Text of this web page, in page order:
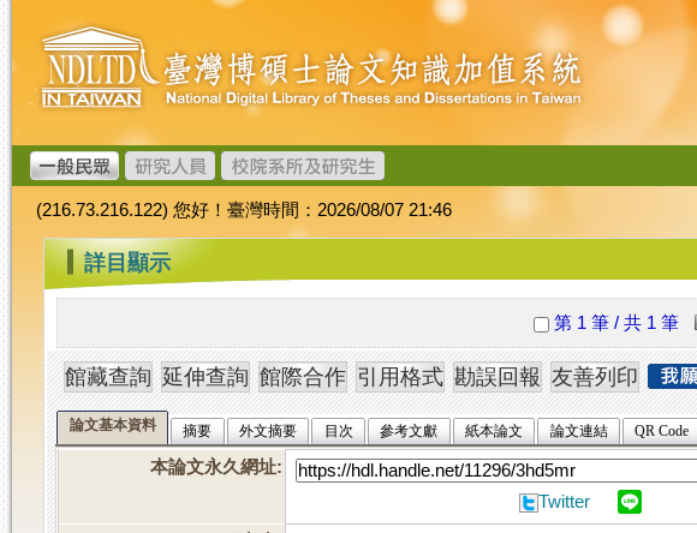
跳
到
主
要
內
容
臺
灣
博
碩
士
論
文
加
值
系
統
(216.73.216.122) 您好！臺灣時間：2026/08/07 21:46
::: 詳目顯示
第 1 筆 / 共 1 筆
論文基本資料 摘要 外文摘要 目次 參考文獻 紙本論文 論文連結 QR Code
本論文永久網址:
Twitter